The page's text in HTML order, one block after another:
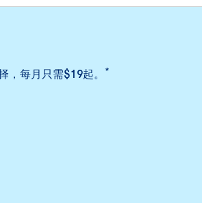
，每月只需$19起。 *